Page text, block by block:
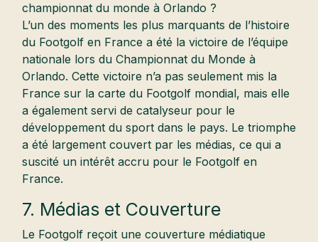
championnat du monde à Orlando ?
L’un des moments les plus marquants de l’histoire
du Footgolf en France a été la victoire de l’équipe
nationale lors du Championnat du Monde à
Orlando. Cette victoire n’a pas seulement mis la
France sur la carte du Footgolf mondial, mais elle
a également servi de catalyseur pour le
développement du sport dans le pays. Le triomphe
a été largement couvert par les médias, ce qui a
suscité un intérêt accru pour le Footgolf en
France.
7. Médias et Couverture
Le Footgolf reçoit une couverture médiatique